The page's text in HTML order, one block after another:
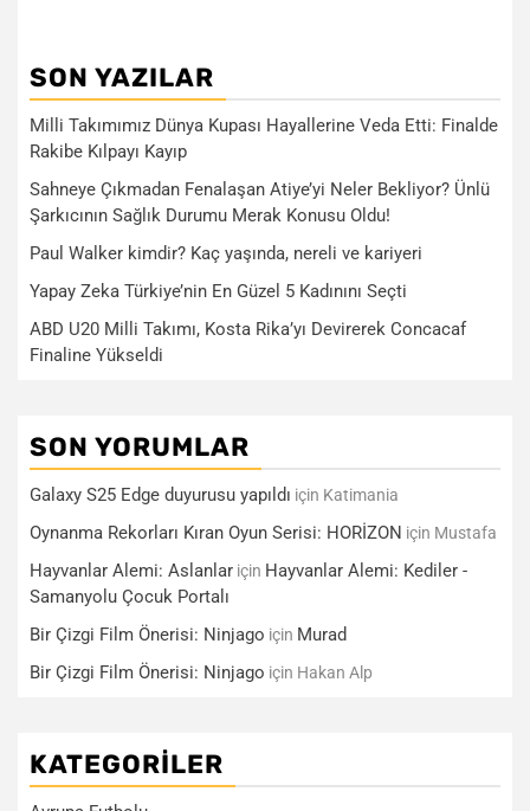
SON YAZILAR
Milli Takımımız Dünya Kupası Hayallerine Veda Etti: Finalde
Rakibe Kılpayı Kayıp
Sahneye Çıkmadan Fenalaşan Atiye’yi Neler Bekliyor? Ünlü
Şarkıcının Sağlık Durumu Merak Konusu Oldu!
Paul Walker kimdir? Kaç yaşında, nereli ve kariyeri
Yapay Zeka Türkiye’nin En Güzel 5 Kadınını Seçti
ABD U20 Milli Takımı, Kosta Rika’yı Devirerek Concacaf
Finaline Yükseldi
SON YORUMLAR
Galaxy S25 Edge duyurusu yapıldı için Katimania
Oynanma Rekorları Kıran Oyun Serisi: HORİZON için Mustafa
Hayvanlar Alemi: Aslanlar için Hayvanlar Alemi: Kediler -
Samanyolu Çocuk Portalı
Bir Çizgi Film Önerisi: Ninjago için Murad
Bir Çizgi Film Önerisi: Ninjago için Hakan Alp
KATEGORILER